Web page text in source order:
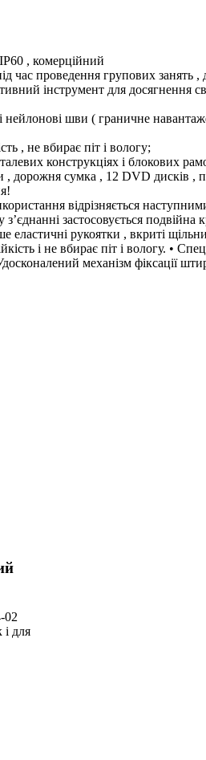
, комерційний
час проведення групових занять ,
інструмент для досягнення
нейлонові шви ( граничне
, не вбирає піт і вологу;
конструкціях і блокових
, дорожня сумка , 12 DVD дисків ,
відрізняється
застосовується
еластичні рукоятки , вкриті
і не вбирає піт і вологу. •
механізм фіксації
02
для